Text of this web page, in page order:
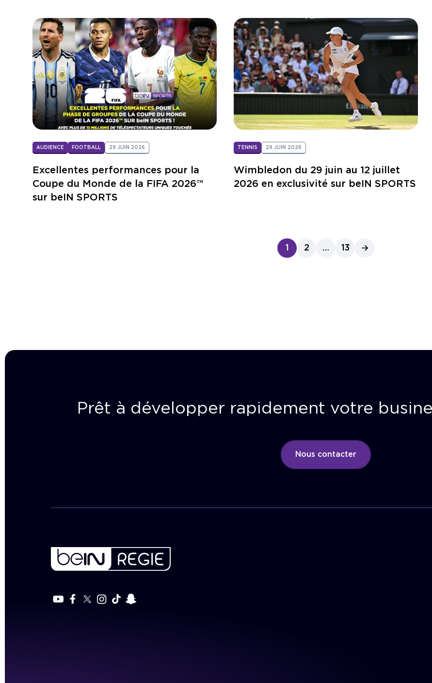
AUDIENCE FOOTBALL 29 JUIN 2026
Excellentes performances pour la
Coupe du Monde de la FIFA 2026™
sur beIN SPORTS
TENNIS 29 JUIN 2026
Wimbledon du 29 juin au 12 juillet
2026 en exclusivité sur beIN SPORTS
1 2 … 13
Prêt à développer rapidement votre
Nous contacter